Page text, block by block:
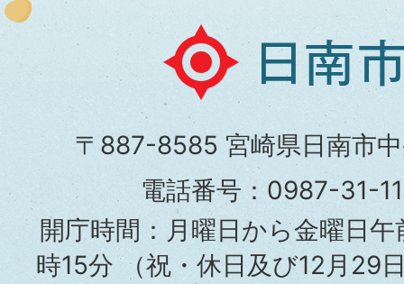
日
南
市
役
所
〒887-8585 宮崎県日南市
電話番号：0987-31-
開庁時間：月曜日から金曜日
時15分（祝・休日及び12月29